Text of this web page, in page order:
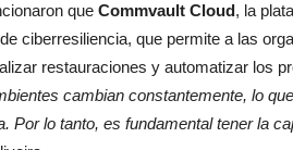
que Commvault Cloud, la
ciberresiliencia, que permite a las
restauraciones y automatizar los
cambian constantemente, lo
Por lo tanto, es fundamental tener la